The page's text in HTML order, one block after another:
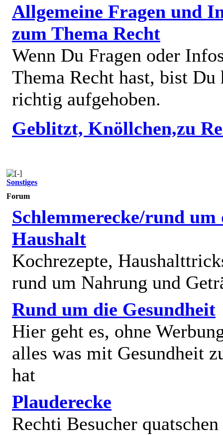
Allgemeine Fragen und
zum Thema Recht
Wenn Du Fragen oder
Thema Recht hast, bist Du
richtig aufgehoben.
Geblitzt, Knöllchen,zu
Sonstiges
Forum
Schlemmerecke/rund um
Haushalt
Kochrezepte,
rund um Nahrung und
Rund um die Gesundheit
Hier geht es, ohne
alles was mit Gesundheit
hat
Plauderecke
Rechti Besucher